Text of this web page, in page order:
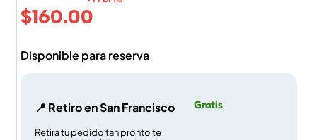
$160.00
Disponible para reserva
📍 Retiro en San Francisco
Retira tu pedido tan pronto te
Gratis